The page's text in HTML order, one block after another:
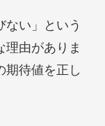
ない」という
理由がありま
期待値を正し